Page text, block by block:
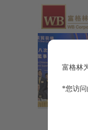
富格林
*您访问